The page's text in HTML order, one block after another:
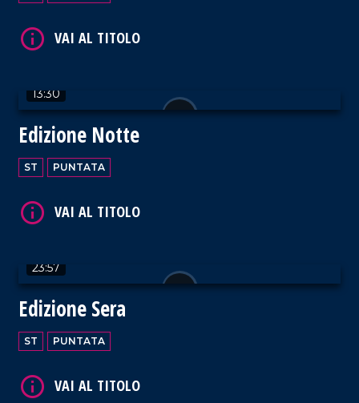
13:30
Edizione Notte
ST PUNTATA
23:57
Edizione Sera
ST PUNTATA